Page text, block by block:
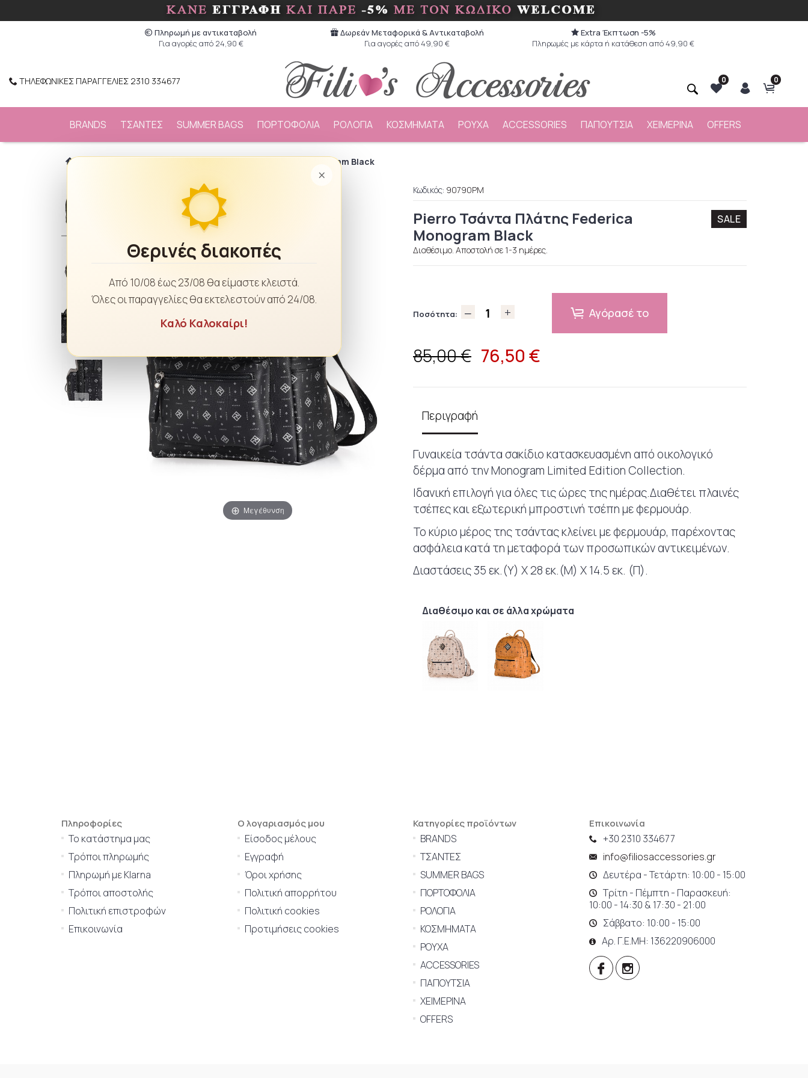
Πληρωμή με αντικαταβολή
Για αγορές από 24,90 €
Δωρεάν Μεταφορικά & Aντικαταβολή
Για αγορές από 49,90 €
Extra Έκπτωση -5%
Πληρωμές με κάρτα ή κατάθεση από 49,90 €
ΤΗΛΕΦΩΝΙΚΕΣ ΠΑΡΑΓΓΕΛΙΕΣ 2310 334677 0
0
BRANDS ΤΣΑΝΤΕΣ SUMMER BAGS ΠΟΡΤΟΦΟΛΙΑ ΡΟΛΟΓΙΑ ΚΟΣΜΗΜΑΤΑ ΡΟΥΧΑ ACCESSORIES ΠΑΠΟΥΤΣΙΑ ΧΕΙΜΕΡΙΝΑ OFFERS
×
Θερινές διακοπές
Από 10/08 έως 23/08 θα είμαστε κλειστά.
Όλες οι παραγγελίες θα εκτελεστούν από 24/08.
Καλό Καλοκαίρι!
BRANDS / Pierro / Pierro Τσάντα Πλάτης Federica Monogram Black
Μεγέθυνση
Κωδικός: 90790PM
Pierro Τσάντα Πλάτης Federica
Monogram Black
SALE
Διαθέσιμο. Αποστολή σε 1-3 ημέρες.
Ποσότητα: Αγόρασέ το
85,00 € 76,50 €
Περιγραφή
Γυναικεία τσάντα σακίδιο κατασκευασμένη από οικολογικό
δέρμα από την Monogram Limited Edition Collection.
Ιδανική επιλογή για όλες τις ώρες της ημέρας.Διαθέτει πλαινές
τσέπες και εξωτερική μπροστινή τσέπη με φερμουάρ.
Το κύριο μέρος της τσάντας κλείνει με φερμουάρ, παρέχοντας
ασφάλεια κατά τη μεταφορά των προσωπικών αντικειμένων.
Διαστάσεις 35 εκ.(Υ) Χ 28 εκ.(Μ) Χ 14.5 εκ. (Π).
Διαθέσιμο και σε άλλα χρώματα
Πληροφορίες
Το κατάστημα μας
Τρόποι πληρωμής
Πληρωμή με Klarna
Τρόποι αποστολής
Πολιτική επιστροφών
Επικοινωνία
Ο λογαριασμός μου
Είσοδος μέλους
Εγγραφή
Όροι χρήσης
Πολιτική απορρήτου
Πολιτική cookies
Προτιμήσεις cookies
Κατηγορίες προϊόντων
BRANDS
ΤΣΑΝΤΕΣ
SUMMER BAGS
ΠΟΡΤΟΦΟΛΙΑ
ΡΟΛΟΓΙΑ
ΚΟΣΜΗΜΑΤΑ
ΡΟΥΧΑ
ACCESSORIES
ΠΑΠΟΥΤΣΙΑ
ΧΕΙΜΕΡΙΝΑ
OFFERS
Επικοινωνία
+30 2310 334677
info@filiosaccessories.gr
Δευτέρα - Τετάρτη: 10:00 - 15:00
Τρίτη - Πέμπτη - Παρασκευή:
10:00 - 14:30 & 17:30 - 21:00
Σάββατο: 10:00 - 15:00
Αρ. Γ.Ε.ΜΗ: 136220906000